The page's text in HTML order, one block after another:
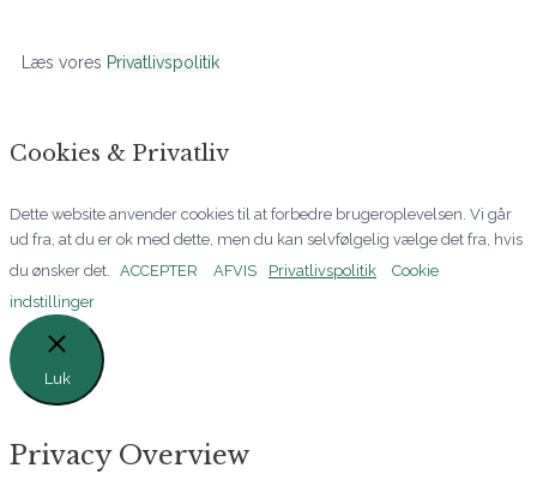
b
o
o
k
-
f
a
g
r
a
e
d
i
n
n
Læs vores Privatlivspolitik
Cookies & Privatliv
Dette website anvender cookies til at forbedre brugeroplevelsen. Vi går
ud fra, at du er ok med dette, men du kan selvfølgelig vælge det fra, hvis
du ønsker det.
ACCEPTER AFVIS Privatlivspolitik
Cookie
indstillinger
Luk
Privacy Overview